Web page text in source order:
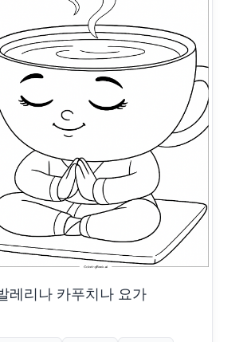
레리나 카푸치나 요가